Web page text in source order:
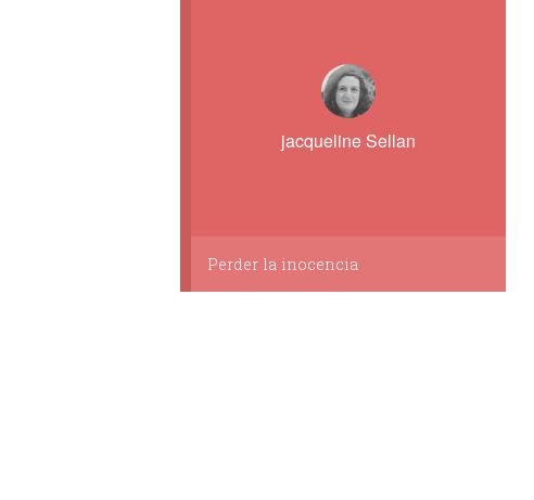
jacqueline Sellan
Perder la inocencia